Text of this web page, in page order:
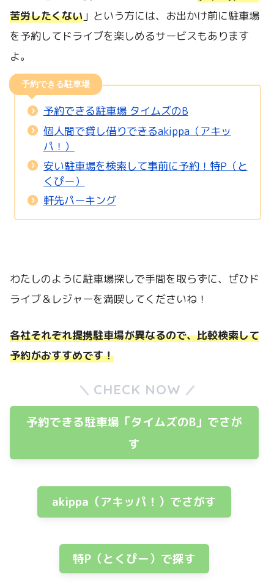
苦労したくない 」という方には、お出かけ前に駐車場
を予約してドライブを楽しめるサービスもあります
よ。
予約できる駐車場
予約できる駐車場 タイムズのB
個人間で貸し借りできるakippa（アキッ
パ！）
安い駐車場を検索して事前に予約！特P（と
くぴー）
軒先パーキング
わたしのように駐車場探しで手間を取らずに、ぜひド
ライブ＆レジャーを満喫してくださいね！
各社それぞれ提携駐車場が異なるので、比較検索して
予約がおすすめです！
CHECK NOW
予約できる駐車場「タイムズのB」でさが
す
akippa（アキッパ！）でさがす
特P（とくぴー）で探す